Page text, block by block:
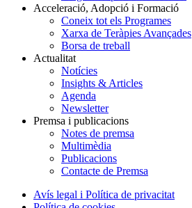
Acceleració, Adopció i Formació
Coneix tot els Programes
Xarxa de Teràpies Avançades
Borsa de treball
Actualitat
Notícies
Insights & Articles
Agenda
Newsletter
Premsa i publicacions
Notes de premsa
Multimèdia
Publicacions
Contacte de Premsa
Avís legal i Política de privacitat